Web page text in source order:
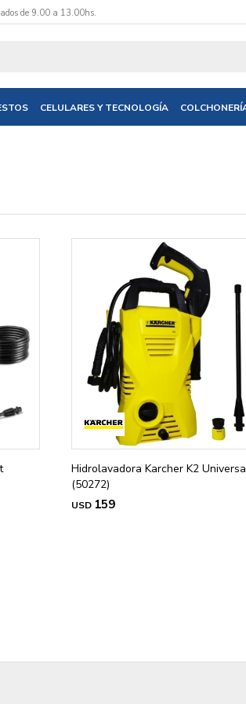
CELULARES Y TECNOLOGÍA
de 9.00 a 13.00hs.
Hidrolavadora Karcher K2
(50272)
USD 159